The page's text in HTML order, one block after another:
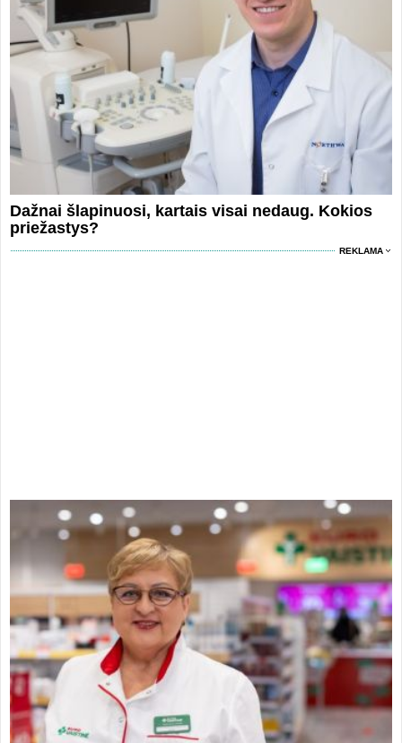
Dažnai šlapinuosi, kartais visai nedaug. Kokios
priežastys?
REKLAMA